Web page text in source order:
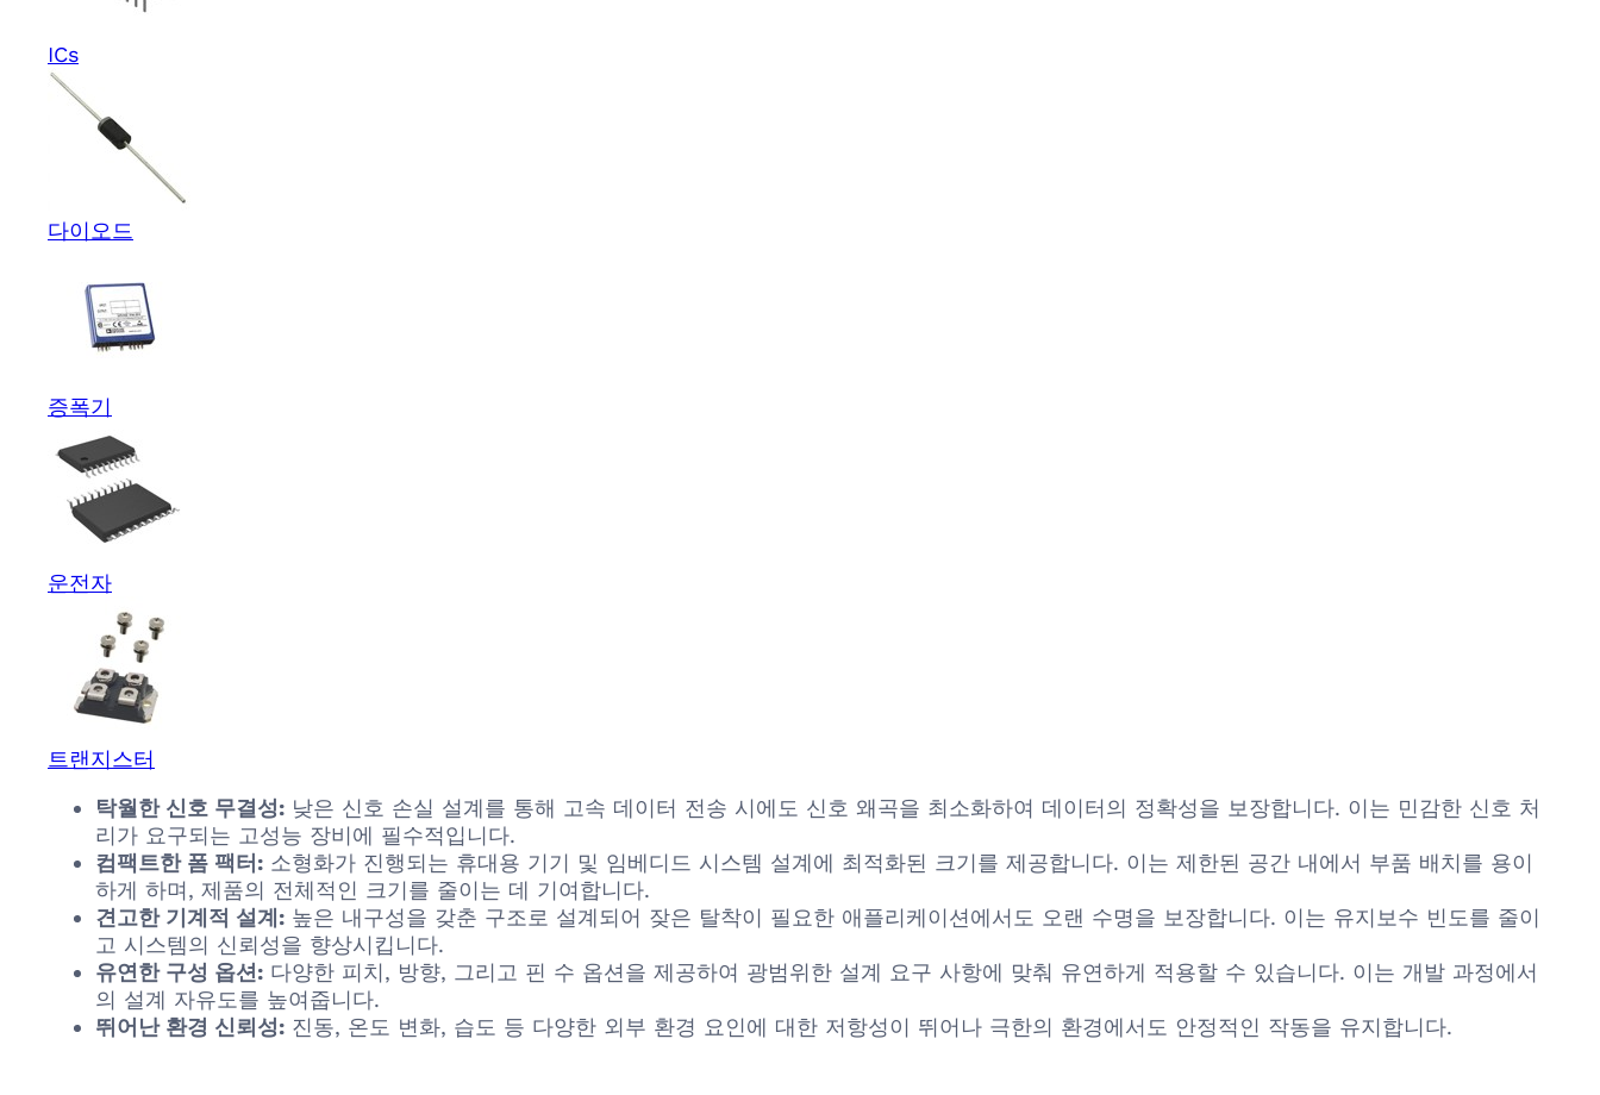
ICs
다이오드
증폭기
운전자
트랜지스터
탁월한 신호 무결성: 낮은 신호 손실 설계를 통해 고속 데이터 전송 시에도 신호 왜곡을 최소화하여 데이터의 정확성을 보장합니다. 이는 민감한 신호 처
리가 요구되는 고성능 장비에 필수적입니다.
컴팩트한 폼 팩터: 소형화가 진행되는 휴대용 기기 및 임베디드 시스템 설계에 최적화된 크기를 제공합니다. 이는 제한된 공간 내에서 부품 배치를 용이
하게 하며, 제품의 전체적인 크기를 줄이는 데 기여합니다.
견고한 기계적 설계: 높은 내구성을 갖춘 구조로 설계되어 잦은 탈착이 필요한 애플리케이션에서도 오랜 수명을 보장합니다. 이는 유지보수 빈도를 줄이
고 시스템의 신뢰성을 향상시킵니다.
유연한 구성 옵션: 다양한 피치, 방향, 그리고 핀 수 옵션을 제공하여 광범위한 설계 요구 사항에 맞춰 유연하게 적용할 수 있습니다. 이는 개발 과정에서
의 설계 자유도를 높여줍니다.
뛰어난 환경 신뢰성: 진동, 온도 변화, 습도 등 다양한 외부 환경 요인에 대한 저항성이 뛰어나 극한의 환경에서도 안정적인 작동을 유지합니다.